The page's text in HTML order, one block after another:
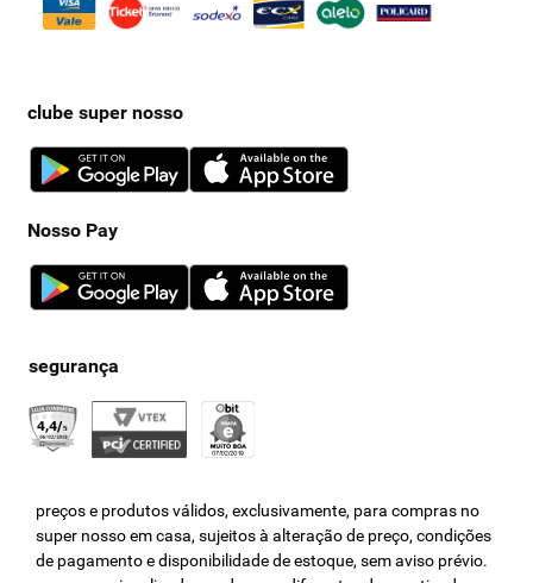
clube super nosso
Nosso Pay
preços e produtos válidos, exclusivamente, para compras no
super nosso em casa, sujeitos à alteração de preço, condições
de pagamento e disponibilidade de estoque, sem aviso prévio.